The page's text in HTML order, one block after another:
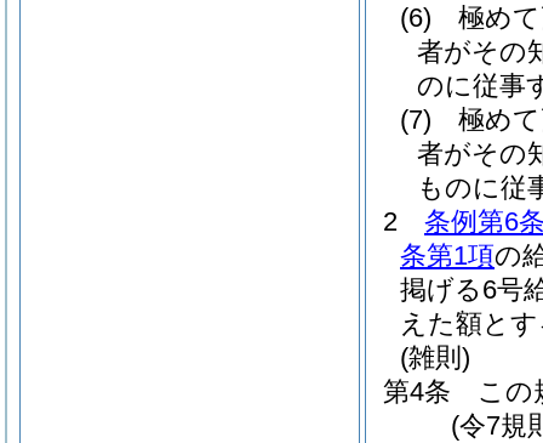
(6)
極め
者がその
のに従事
(7)
極め
者がその
ものに従
2
条例第6
条第1項の
掲げる6号
えた額と
(雑則)
第4条
この
(令7規